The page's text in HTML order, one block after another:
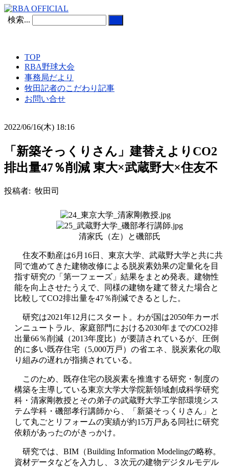
検索...
TOP
RBA野球大会
事務局だより
牧田記者のこだわり記事
お問い合せ
2022/06/16(木) 18:16
「新築そっくりさん」建替えよりCO2
排出量47％削減 東大×武蔵野大×住友不
投稿者: 牧田司
清家氏（左）と磯部氏
住友不動産は6月 16日、東京大学、武蔵野大学と共に共
同で進めてきた建物改修による脱炭素効果の定量化を目
指す研究の「第一フェーズ」結果をまとめ発表。建物性
能を向上させたうえで、同様の建物を建て替えた場合と
比較してCO2排出量を47％削減できるとした。
研究は2021年12 月にスタート。わが国は2050年カーボ
ンニュートラル、家庭部門における2030年までのCO2排
出量66％削減（2013年度比）が要請されているが、圧倒
的に多い既存住宅（5,000万戸）の省エネ、脱炭素化の取
り組みの遅れが指摘されている。
このため、既存住宅の脱炭素を推進する研究・制度の
構築を主導している東京大学大学院新領域創成科学研究
科・清家剛教授とその弟子の武蔵野大学工学部環境シス
テム学科・磯部孝行講師から、「新築そっくりさん」と
して丸ごとリフォームの実績が約15万戸ある同社に研究
依頼があったのがきっかけ。
研究では、 BIM （Building Information Modelingの略称。
資材データなどを入力し、３次元の建物デジタルモデル